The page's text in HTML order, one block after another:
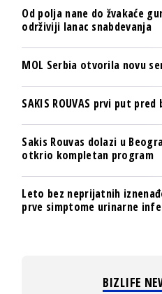
Od polja nane do žvakaće
održiviji lanac snabdevanja
MOL Serbia otvorila novu
SAKIS ROUVAS prvi put
Sakis Rouvas dolazi u
otkrio kompletan program
Leto bez neprijatnih
prve simptome urinarne
BIZLIFE